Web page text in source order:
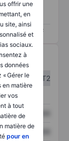
offrir une
en
site, ainsi
et
sociaux.
à
données
Gérer le
en matière
vos
à tout
de
matière de
pour en
T2
XXXXXXX